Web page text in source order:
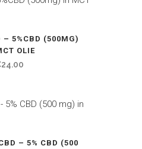
€49.50.
€44.00.
– 5%CBD (500MG)
OLIE
24.00
– 5% CBD (500